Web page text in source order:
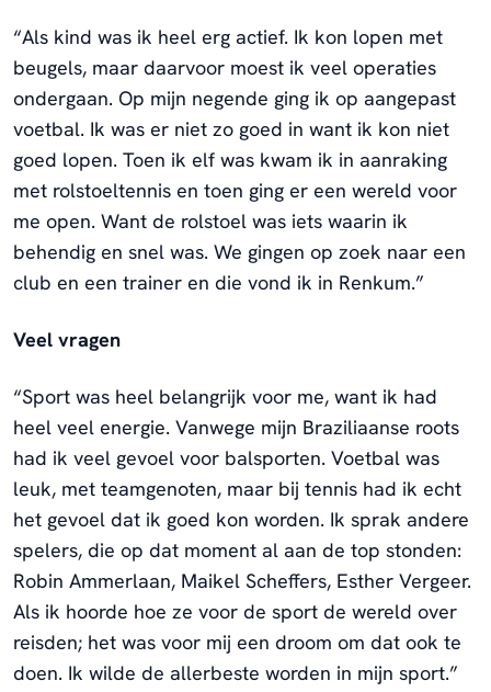
“Als kind was ik heel erg actief. Ik kon lopen met
beugels, maar daarvoor moest ik veel operaties
ondergaan. Op mijn negende ging ik op aangepast
voetbal. Ik was er niet zo goed in want ik kon niet
goed lopen. Toen ik elf was kwam ik in aanraking
met rolstoeltennis en toen ging er een wereld voor
me open. Want de rolstoel was iets waarin ik
behendig en snel was. We gingen op zoek naar een
club en een trainer en die vond ik in Renkum.”
Veel vragen
“Sport was heel belangrijk voor me, want ik had
heel veel energie. Vanwege mijn Braziliaanse roots
had ik veel gevoel voor balsporten. Voetbal was
leuk, met teamgenoten, maar bij tennis had ik echt
het gevoel dat ik goed kon worden. Ik sprak andere
spelers, die op dat moment al aan de top stonden:
Robin Ammerlaan, Maikel Scheffers, Esther Vergeer.
Als ik hoorde hoe ze voor de sport de wereld over
reisden; het was voor mij een droom om dat ook te
doen. Ik wilde de allerbeste worden in mijn sport.”